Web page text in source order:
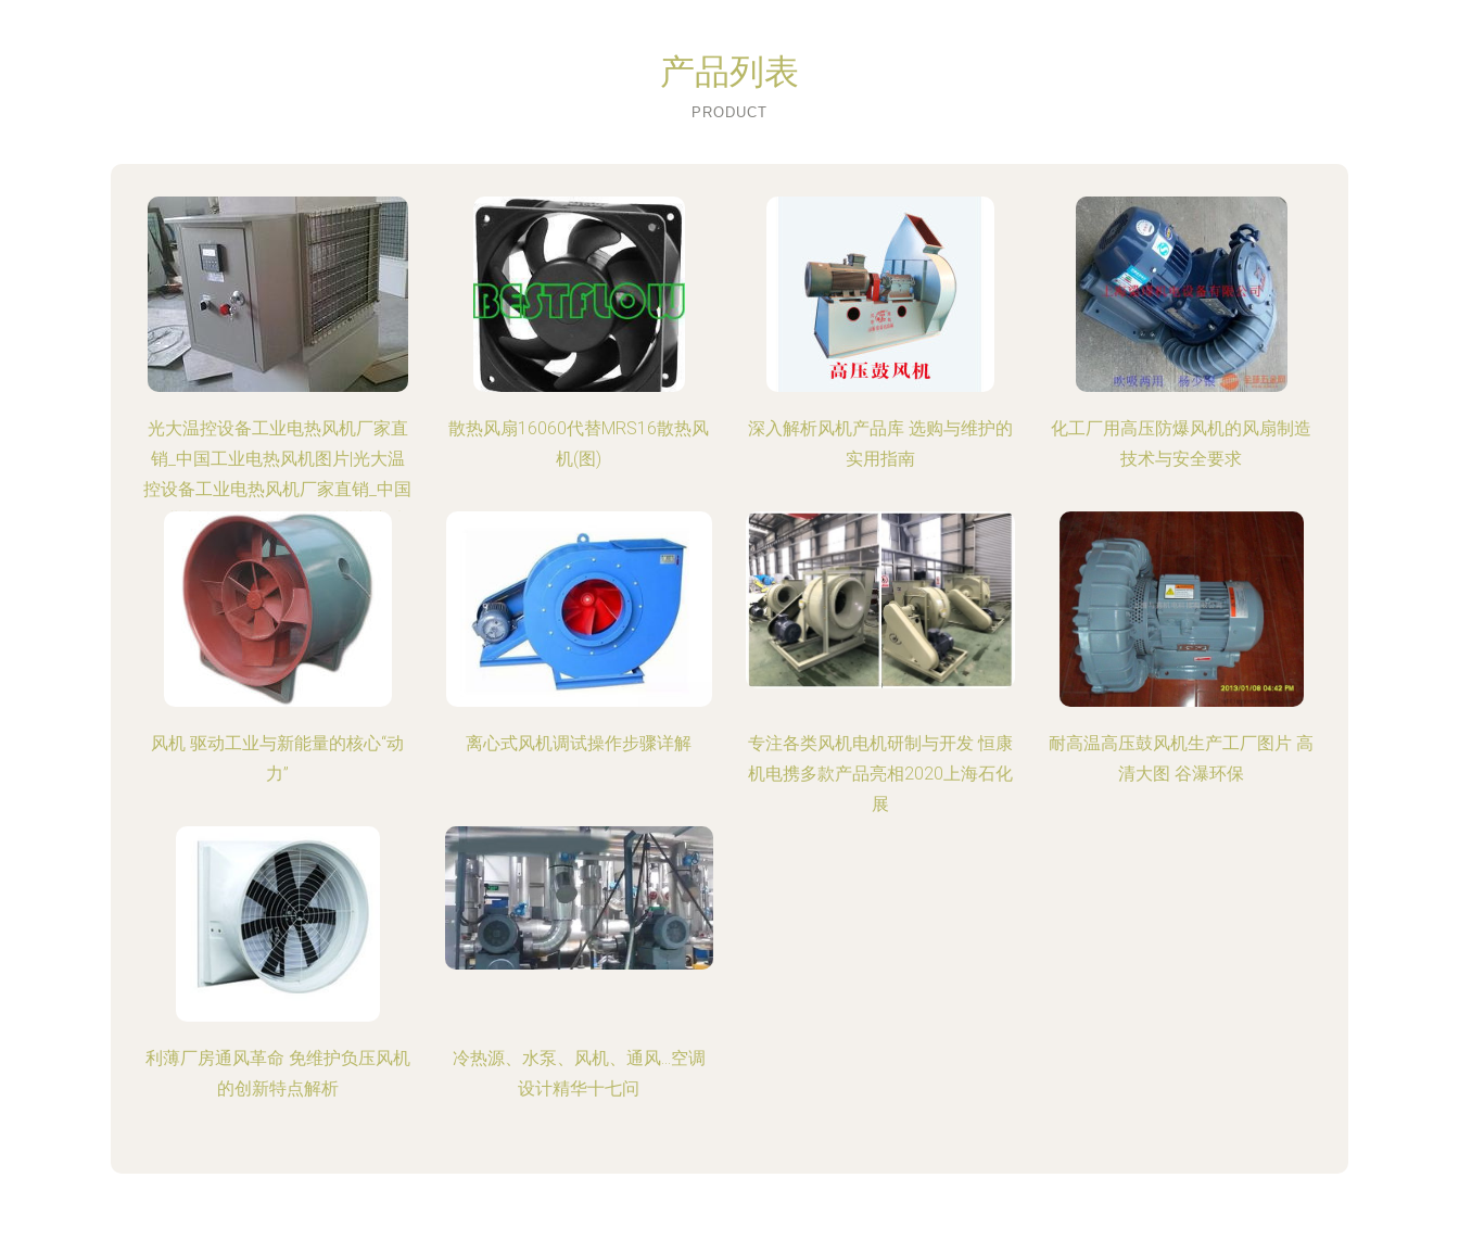
产品列表
PRODUCT
光大温控设备工业电热风机厂家直
销_中国工业电热风机图片|光大温
控设备工业电热风机厂家直销_中国
工业电热风机产品图片由青州市光
大温控设备厂公司生产提供-
散热风扇16060代替MRS16散热风
机(图)
深入解析风机产品库 选购与维护的
实用指南
化工厂用高压防爆风机的风扇制造
技术与安全要求
风机 驱动工业与新能量的核心“动
力”
离心式风机调试操作步骤详解
专注各类风机电机研制与开发 恒康
机电携多款产品亮相2020上海石化
展
耐高温高压鼓风机生产工厂图片 高
清大图 谷瀑环保
利薄厂房通风革命 免维护负压风机
的创新特点解析
冷热源、水泵、风机、通风…空调
设计精华十七问